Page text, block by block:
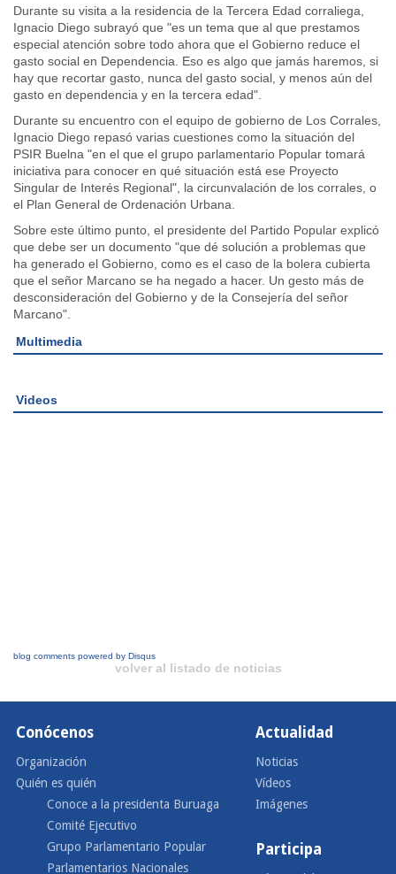
Durante su visita a la residencia de la Tercera Edad corraliega,
Ignacio Diego subrayó que "es un tema que al que prestamos
especial atención sobre todo ahora que el Gobierno reduce el
gasto social en Dependencia. Eso es algo que jamás haremos, si
hay que recortar gasto, nunca del gasto social, y menos aún del
gasto en dependencia y en la tercera edad".
Durante su encuentro con el equipo de gobierno de Los Corrales,
Ignacio Diego repasó varias cuestiones como la situación del
PSIR Buelna "en el que el grupo parlamentario Popular tomará
iniciativa para conocer en qué situación está ese Proyecto
Singular de Interés Regional", la circunvalación de los corrales, o
el Plan General de Ordenación Urbana.
Sobre este último punto, el presidente del Partido Popular explicó
que debe ser un documento "que dé solución a problemas que
ha generado el Gobierno, como es el caso de la bolera cubierta
que el señor Marcano se ha negado a hacer. Un gesto más de
desconsideración del Gobierno y de la Consejería del señor
Marcano".
Multimedia
Videos
blog comments powered by Disqus
volver al listado de noticias
Conócenos
Organización
Quién es quién
Conoce a la presidenta Buruaga
Comité Ejecutivo
Grupo Parlamentario Popular
Parlamentarios Nacionales
Actualidad
Noticias
Vídeos
Imágenes
Participa